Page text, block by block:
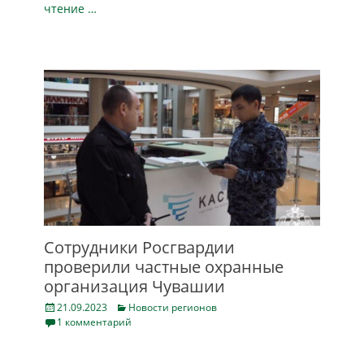
чтение …
Сотрудники Росгвардии
проверили частные охранные
организация Чувашии
Posted
on
21.09.2023 Categories
Новости регионов
1 комментарий